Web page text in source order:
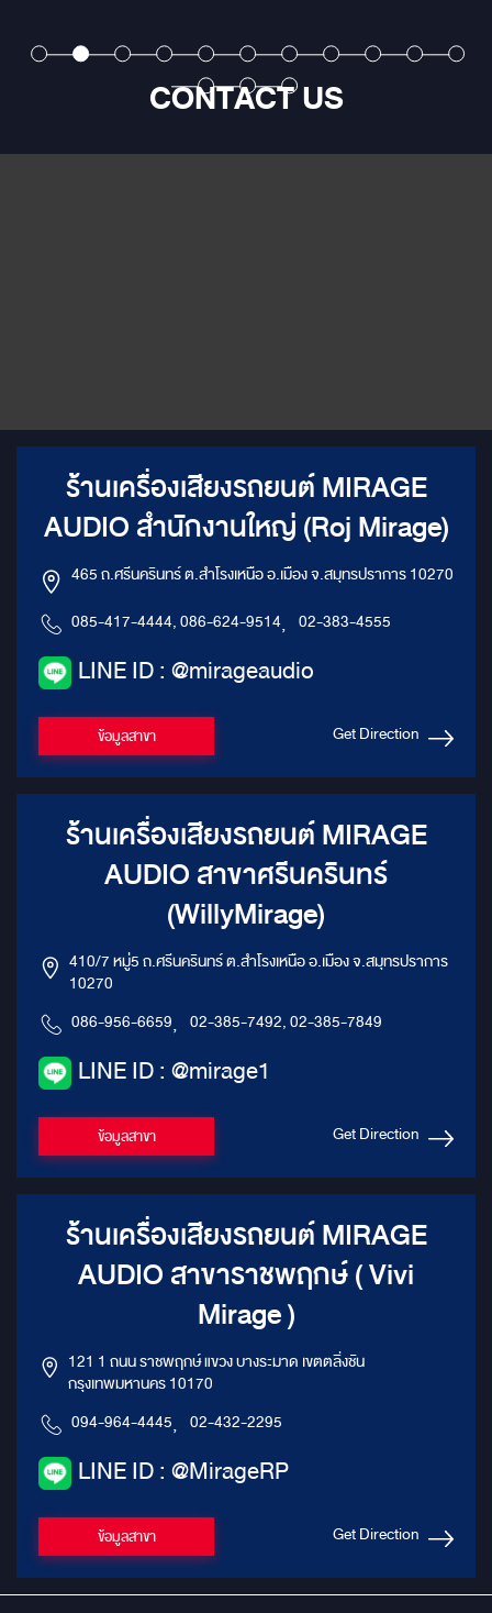
End การันตีด้วย
รางวัล EISA
Award ปีล่าสุด
ทำความรู้จักกับชุดลำโพง 3 ทาง
ระดับท็อปคลาสในตระกูล
Plutonium Series ที่เพิ่งคว้า
รางวัลระดับโลก EISA Award:
ง่ายที่สุด
Peak มาพร้อมพาสซีฟครอส
โอเวอร์ขนาดกะทัดรัดที่รองรับการ
ต่อแบบ Bi-Amp ออกแบบมาให้
ติดตั้งง่าย (OEM Integration) แต่
CONTACT US
ร้านเครื่องเสียงรถยนต์ MIRAGE
AUDIO สำนักงานใหญ่ (Roj Mirage)
465 ถ.ศรีนครินทร์ ต.สำโรงเหนือ อ.เมือง จ.สมุทรปราการ 10270
085-417-4444, 086-624-9514, 02-383-4555
LINE ID : @mirageaudio
ข้อมูลสาขา Get Direction
ร้านเครื่องเสียงรถยนต์ MIRAGE
AUDIO สาขาศรีนครินทร์
(WillyMirage)
410/7 หมู่5 ถ.ศรีนครินทร์ ต.สำโรงเหนือ อ.เมือง จ.สมุทรปราการ
10270
086-956-6659, 02-385-7492, 02-385-7849
LINE ID : @mirage1
ข้อมูลสาขา Get Direction
ร้านเครื่องเสียงรถยนต์ MIRAGE
AUDIO สาขาราชพฤกษ์ ( Vivi
Mirage )
121 1 ถนน ราชพฤกษ์ แขวง บางระมาด เขตตลิ่งชัน
กรุงเทพมหานคร 10170
094-964-4445, 02-432-2295
LINE ID : @MirageRP
ข้อมูลสาขา Get Direction